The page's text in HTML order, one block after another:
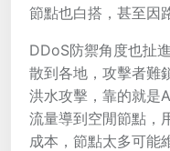
節點也白搭，甚至因
DDoS防禦角度也扯
散到各地，攻擊者難
洪水攻擊，靠的就是
流量導到空閒節點，
成本，節點太多可能